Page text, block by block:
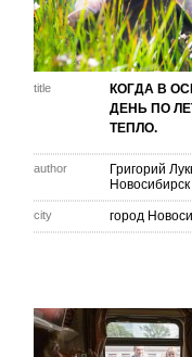
title
КОГДА В
ДЕНЬ ПО
ТЕПЛО.
author
Григорий
Новосибирск
city город